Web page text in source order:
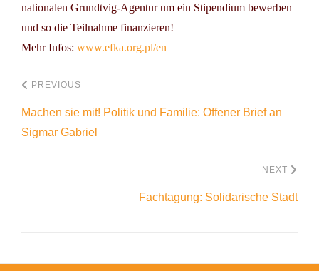
nationalen Grundtvig-Agentur um ein Stipendium bewerben
und so die Teilnahme finanzieren!
Mehr Infos: www.efka.org.pl/en
PREVIOUS
Machen sie mit! Politik und Familie: Offener Brief an
Sigmar Gabriel
NEXT
Fachtagung: Solidarische Stadt